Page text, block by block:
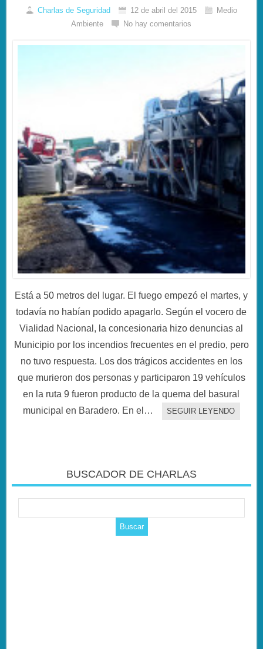
Charlas de Seguridad 12 de abril del 2015
Medio
Ambiente
No hay comentarios
Está a 50 metros del lugar. El fuego empezó el martes, y
todavía no habían podido apagarlo. Según el vocero de
Vialidad Nacional, la concesionaria hizo denuncias al
Municipio por los incendios frecuentes en el predio, pero
no tuvo respuesta. Los dos trágicos accidentes en los
que murieron dos personas y participaron 19 vehículos
en la ruta 9 fueron producto de la quema del basural
municipal en Baradero. En el…
SEGUIR LEYENDO
BUSCADOR DE CHARLAS